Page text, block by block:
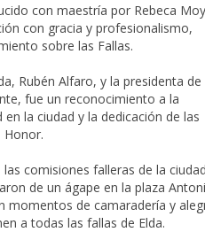
con maestría por Rebeca
con gracia y profesionalismo,
sobre las Fallas.
Rubén Alfaro, y la presidenta de
fue un reconocimiento a la
la ciudad y la dedicación de las
Honor.
comisiones falleras de la
de un ágape en la plaza
momentos de camaradería y
a todas las fallas de Elda.